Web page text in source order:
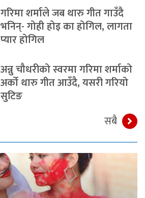
गरिमा शर्माले जब थारु गीत गाउँदै
भनिन्- गोही होइ का होगिल, लागता
प्यार होगिल
अन्नु चौधरीको स्वरमा गरिमा शर्माको
अर्को थारु गीत आउँदै, यसरी गरियो
सुटिङ
सबै